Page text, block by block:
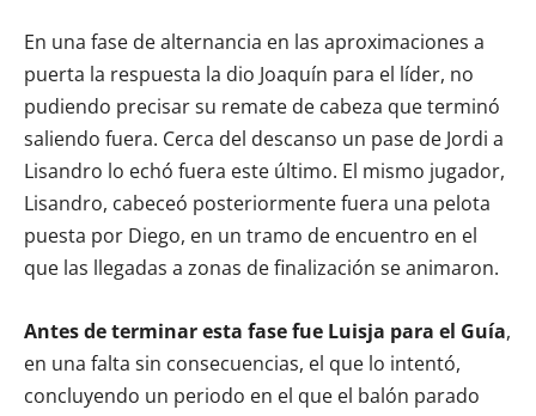
En una fase de alternancia en las aproximaciones a
puerta la respuesta la dio Joaquín para el líder, no
pudiendo precisar su remate de cabeza que terminó
saliendo fuera. Cerca del descanso un pase de Jordi a
Lisandro lo echó fuera este último. El mismo jugador,
Lisandro, cabeceó posteriormente fuera una pelota
puesta por Diego, en un tramo de encuentro en el
que las llegadas a zonas de finalización se animaron.
Antes de terminar esta fase fue Luisja para el Guía,
en una falta sin consecuencias, el que lo intentó,
concluyendo un periodo en el que el balón parado